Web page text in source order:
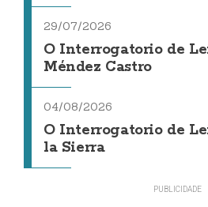
29/07/2026
O Interrogatorio de
Méndez Castro
04/08/2026
O Interrogatorio de
la Sierra